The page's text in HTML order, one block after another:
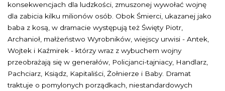
konsekwencjach dla ludzkości, zmuszonej wywołać wojnę
dla zabicia kilku milionów osób. Obok Śmierci, ukazanej jako
baba z kosą, w dramacie występują też Święty Piotr,
Archanioł, małżeństwo Wyrobników, wiejscy urwisi - Antek,
Wojtek i Kaźmirek - którzy wraz z wybuchem wojny
przeobrażają się w generałów, Policjanci-tajniacy, Handlarz,
Pachciarz, Ksiądz, Kapitaliści, Żołnierze i Baby. Dramat
traktuje o pomylonych porządkach, niestandardowych